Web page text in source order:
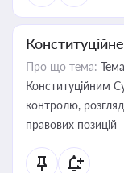
Про що тема:
Конституційним
контролю,
правових позицій